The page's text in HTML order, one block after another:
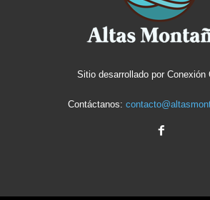
Sitio desarrollado por Conexión
Contáctanos: